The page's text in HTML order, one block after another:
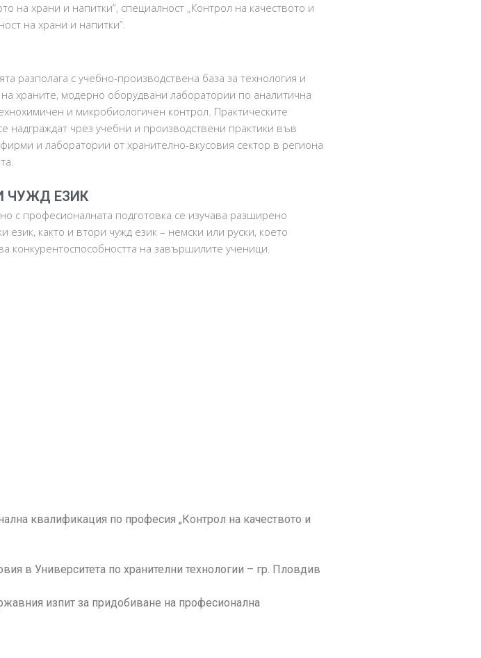
на храни и напитки”, специалност „Контрол на качеството и
на храни и напитки”.
разполага с учебно-производствена база за технология и
храните, модерно оборудвани лаборатории по аналитична
и микробиологичен контрол. Практическите
надграждат чрез учебни и производствени практики във
и лаборатории от хранително-вкусовия сектор в региона
ЧУЖД ЕЗИК
с професионалната подготовка се изучава разширено
език, както и втори чужд език – немски или руски, което
конкурентоспособността на завършилите ученици.
квалификация по професия „Контрол на качеството и
в Университета по хранителни технологии – гр. Пловдив
изпит за придобиване на професионална